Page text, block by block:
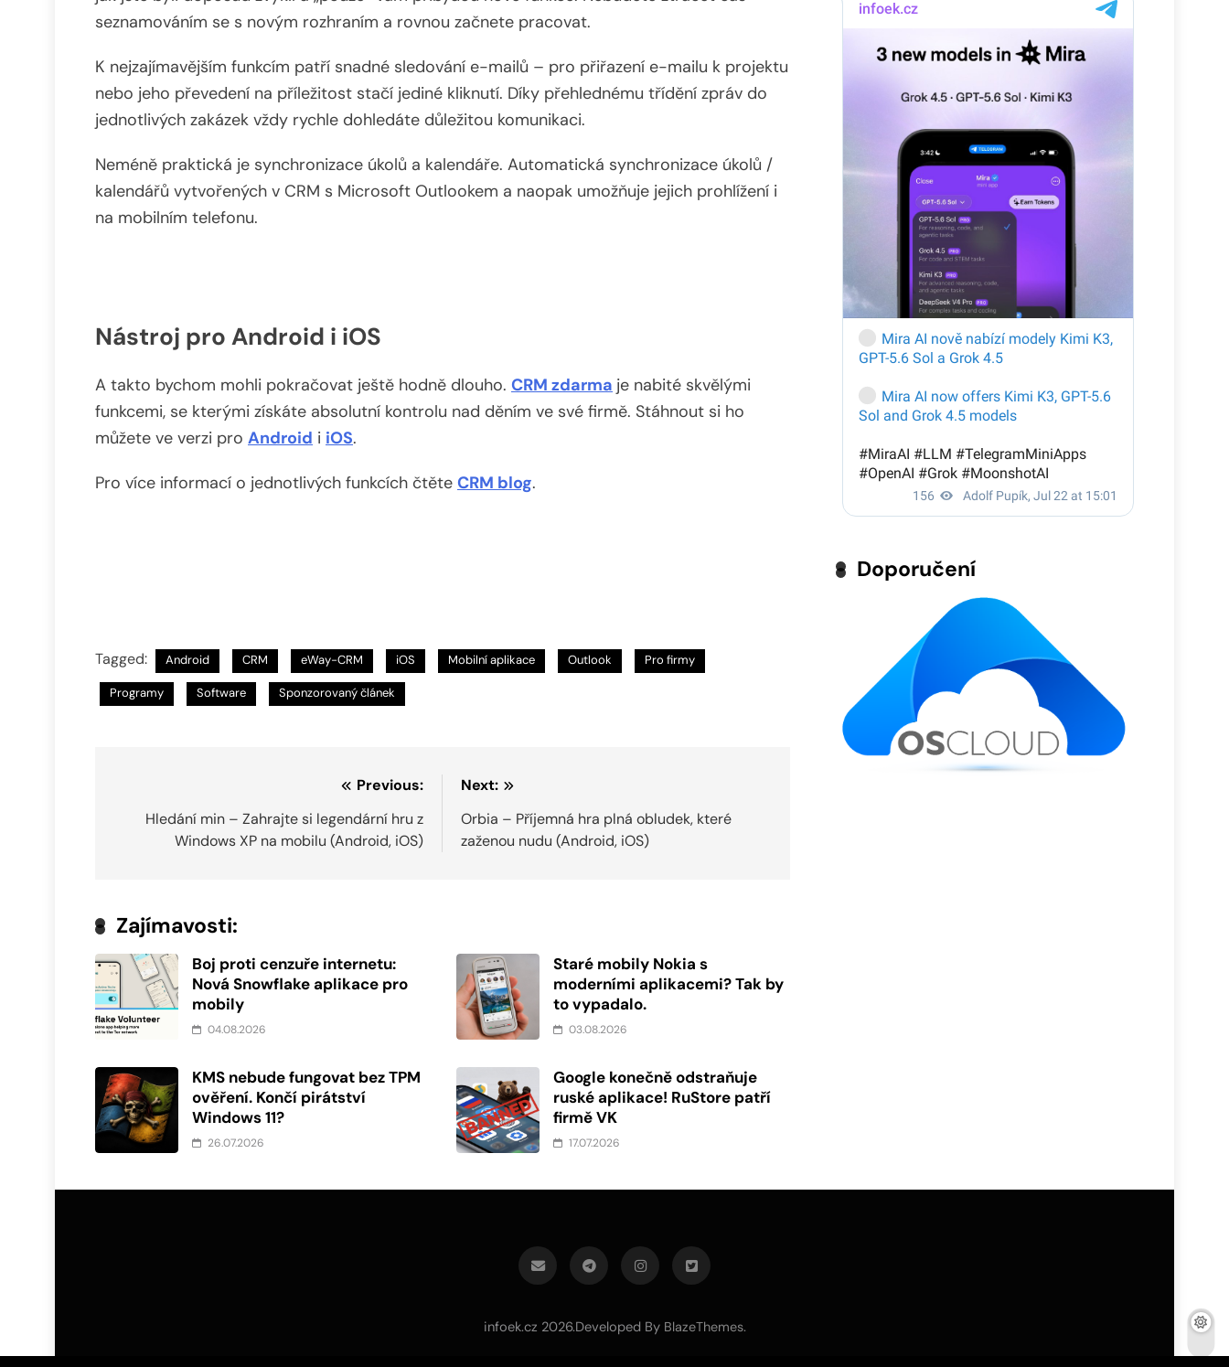
seznamováním se s novým rozhraním a rovnou začnete pracovat.
K nejzajímavějším funkcím patří snadné sledování e-mailů – pro přiřazení e-mailu k projektu
nebo jeho převedení na příležitost stačí jediné kliknutí. Díky přehlednému třídění zpráv do
jednotlivých zakázek vždy rychle dohledáte důležitou komunikaci.
Neméně praktická je synchronizace úkolů a kalendáře. Automatická synchronizace úkolů /
kalendářů vytvořených v CRM s Microsoft Outlookem a naopak umožňuje jejich prohlížení i
na mobilním telefonu.
Nástroj pro Android i iOS
A takto bychom mohli pokračovat ještě hodně dlouho. CRM zdarma je nabité skvělými
funkcemi, se kterými získáte absolutní kontrolu nad děním ve své firmě. Stáhnout si ho
můžete ve verzi pro Android i iOS.
Pro více informací o jednotlivých funkcích čtěte CRM blog.
Tagged: Android CRM eWay-CRM iOS Mobilní aplikace Outlook Pro firmy
Programy Software Sponzorovaný článek
pro
příspěvek
Previous:
Hledání min – Zahrajte si legendární hru z
Windows XP na mobilu (Android, iOS)
Next:
Orbia – Příjemná hra plná obludek, které
zaženou nudu (Android, iOS)
Zajímavosti:
Boj proti cenzuře internetu:
Nová Snowflake aplikace pro
mobily
04.08.2026
Staré mobily Nokia s
moderními aplikacemi? Tak by
to vypadalo.
03.08.2026
KMS nebude fungovat bez TPM
ověření. Končí pirátství
Windows 11?
26.07.2026
Google konečně odstraňuje
ruské aplikace! RuStore patří
firmě VK
17.07.2026
Doporučení
infoek.cz 2026.Developed By BlazeThemes.